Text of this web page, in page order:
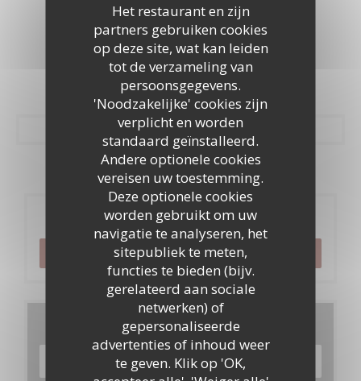
Het restaurant en zijn
partners gebruiken cookies
op deze site, wat kan leiden
tot de verzameling van
persoonsgegevens.
'Noodzakelijke' cookies zijn
verplicht en worden
standaard geïnstalleerd.
Andere optionele cookies
vereisen uw toestemming.
Deze optionele cookies
worden gebruikt om uw
navigatie te analyseren, het
sitepubliek te meten,
functies te bieden (bijv.
gerelateerd aan sociale
netwerken) of
gepersonaliseerde
advertenties of inhoud weer
te geven. Klik op 'OK,
Foto's
Reservering
RESERVEER EEN TAFEL
Menu's
ONTDEK ONS MENU